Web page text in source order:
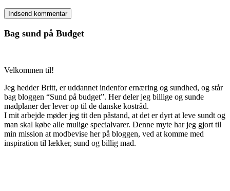
Bag sund på Budget
Velkommen til!
Jeg hedder Britt, er uddannet indenfor ernæring og sundhed, og står
bag bloggen “Sund på budget”. Her deler jeg billige og sunde
madplaner der lever op til de danske kostråd.
I mit arbejde møder jeg tit den påstand, at det er dyrt at leve sundt og
man skal købe alle mulige specialvarer. Denne myte har jeg gjort til
min mission at modbevise her på bloggen, ved at komme med
inspiration til lækker, sund og billig mad.